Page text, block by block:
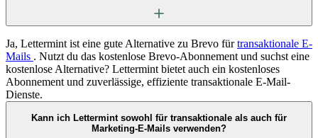
Ja, Lettermint ist eine gute Alternative zu Brevo fürtransaktionale E-
Mails . Nutzt du das kostenlose Brevo-Abonnement und suchst eine
kostenlose Alternative? Lettermint bietet auch ein kostenloses
Abonnement und zuverlässige, effiziente transaktionale E-Mail-
Dienste.
Kann ich Lettermint sowohl für transaktionale als auch für
Marketing-E-Mails verwenden?